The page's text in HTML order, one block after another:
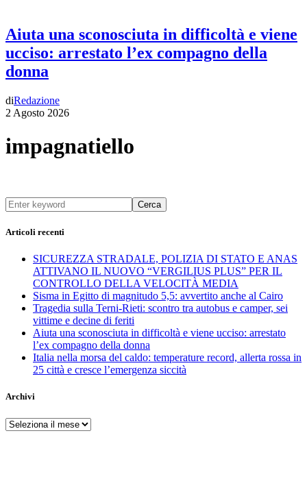
Aiuta una sconosciuta in difficoltà e viene
ucciso: arrestato l’ex compagno della
donna
diRedazione
2 Agosto 2026
impagnatiello
Cerca
Articoli recenti
SICUREZZA STRADALE, POLIZIA DI STATO E ANAS
ATTIVANO IL NUOVO “VERGILIUS PLUS” PER IL
CONTROLLO DELLA VELOCITÀ MEDIA
Sisma in Egitto di magnitudo 5,5: avvertito anche al Cairo
Tragedia sulla Terni-Rieti: scontro tra autobus e camper, sei
vittime e decine di feriti
Aiuta una sconosciuta in difficoltà e viene ucciso: arrestato
l’ex compagno della donna
Italia nella morsa del caldo: temperature record, allerta rossa in
25 città e cresce l’emergenza siccità
Archivi
Archivi